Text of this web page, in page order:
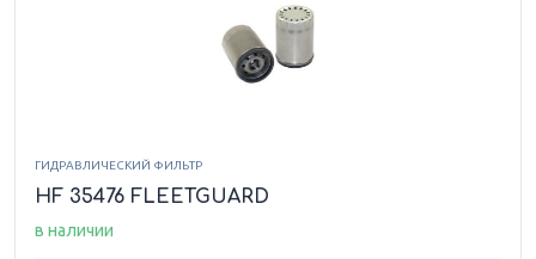
ГИДРАВЛИЧЕСКИЙ ФИЛЬТР
HF 35476 FLEETGUARD
в наличии